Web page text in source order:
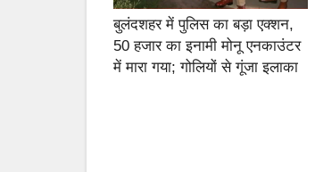
बुलंदशहर में पुलिस का बड़ा एक्शन,
50 हजार का इनामी मोनू एनकाउंटर
में मारा गया; गोलियों से गूंजा इलाका